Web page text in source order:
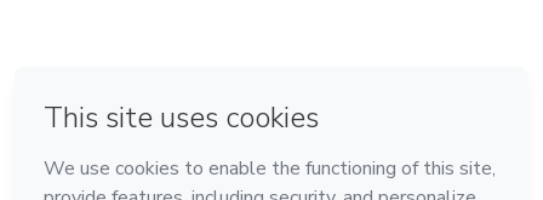
Feito com ❤ em Bogotá